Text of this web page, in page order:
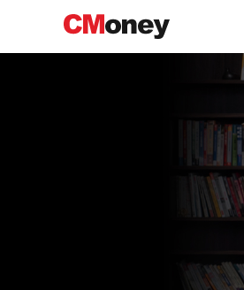
主